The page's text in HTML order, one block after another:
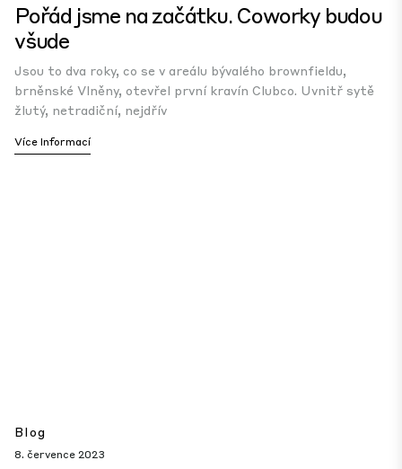
Pořád jsme na začátku. Coworky budou
všude
Jsou to dva roky, co se v areálu bývalého brownfieldu,
brněnské Vlněny, otevřel první kravín Clubco. Uvnitř sytě
žlutý, netradiční, nejdřív
Více Informací
Blog
8. července 2023